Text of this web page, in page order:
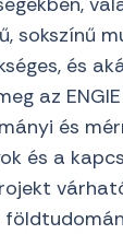
és
az
és
és a